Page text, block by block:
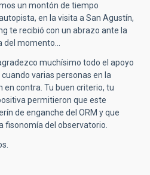
un montón de tiempo
en la visita a San Agustín,
te recibió con un abrazo ante la
del momento…
muchísimo todo el apoyo
varias personas en la
en contra. Tu buen criterio, tu
permitieron que este
de enganche del ORM y que
fisonomía del observatorio.